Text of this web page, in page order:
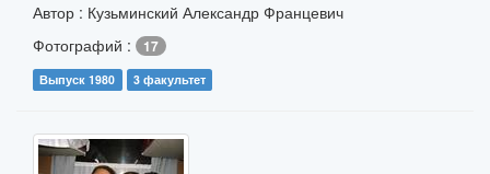
Автор : Кузьминский Александр Францевич
Фотографий :
17
Выпуск 1980 3 факультет